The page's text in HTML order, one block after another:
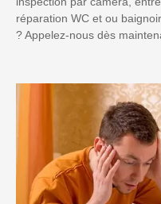
réparation WC et ou
? Appelez-nous dès